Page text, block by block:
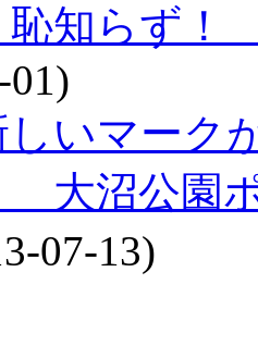
知らず！
01)
しいマー
大沼公園
07-13)